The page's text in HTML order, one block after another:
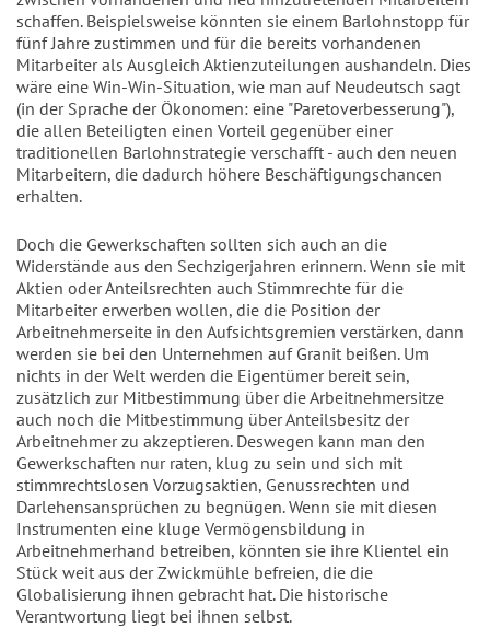
schaffen. Beispielsweise könnten sie einem Barlohnstopp für
fünf Jahre zustimmen und für die bereits vorhandenen
Mitarbeiter als Ausgleich Aktienzuteilungen aushandeln. Dies
wäre eine Win-Win-Situation, wie man auf Neudeutsch sagt
(in der Sprache der Ökonomen: eine "Paretoverbesserung"),
die allen Beteiligten einen Vorteil gegenüber einer
traditionellen Barlohnstrategie verschafft - auch den neuen
Mitarbeitern, die dadurch höhere Beschäftigungschancen
erhalten.
Doch die Gewerkschaften sollten sich auch an die
Widerstände aus den Sechzigerjahren erinnern. Wenn sie mit
Aktien oder Anteilsrechten auch Stimmrechte für die
Mitarbeiter erwerben wollen, die die Position der
Arbeitnehmerseite in den Aufsichtsgremien verstärken, dann
werden sie bei den Unternehmen auf Granit beißen. Um
nichts in der Welt werden die Eigentümer bereit sein,
zusätzlich zur Mitbestimmung über die Arbeitnehmersitze
auch noch die Mitbestimmung über Anteilsbesitz der
Arbeitnehmer zu akzeptieren. Deswegen kann man den
Gewerkschaften nur raten, klug zu sein und sich mit
stimmrechtslosen Vorzugsaktien, Genussrechten und
Darlehensansprüchen zu begnügen. Wenn sie mit diesen
Instrumenten eine kluge Vermögensbildung in
Arbeitnehmerhand betreiben, könnten sie ihre Klientel ein
Stück weit aus der Zwickmühle befreien, die die
Globalisierung ihnen gebracht hat. Die historische
Verantwortung liegt bei ihnen selbst.